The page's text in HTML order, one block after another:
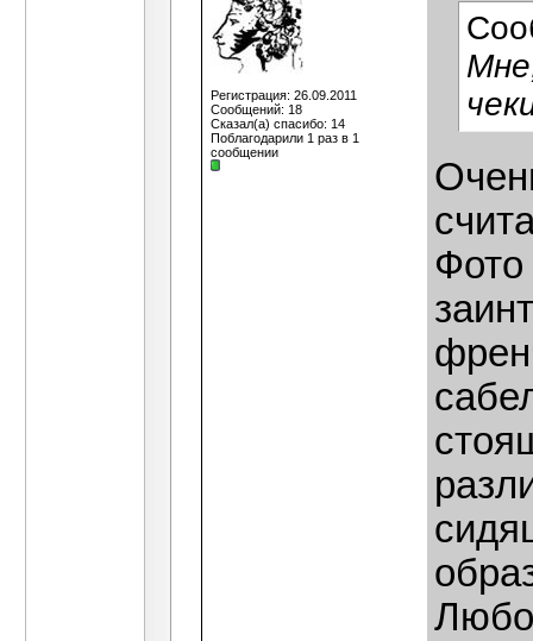
Регистрация: 26.09.2011
Сообщений: 18
Сказал(а) спасибо: 14
Поблагодарили 1 раз в 1
сообщении
Фото